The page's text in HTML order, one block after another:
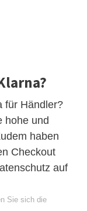
für Händler?
hohe und
haben
Checkout
auf
Sie sich die